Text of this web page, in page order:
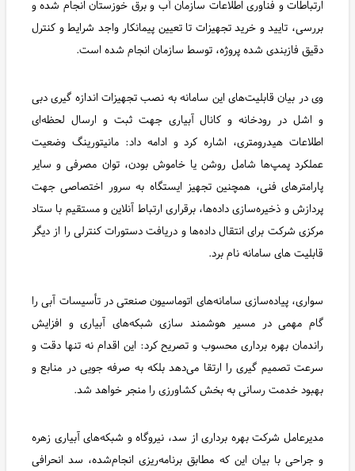
ارتباطات و فناوری اطلاعات سازمان آب و برق خوزستان انجام شده و
بررسی، تایید و خرید تجهیزات تا تعیین پیمانکار واجد شرایط و کنترل
دقیق فازبندی شده پروژه، توسط سازمان انجام شده است.
وی در بیان قابلیت‌های این سامانه به نصب تجهیزات اندازه‌ گیری دبی
و اشل در رودخانه و کانال آبیاری جهت ثبت و ارسال لحظه‌ای
اطلاعات هیدرومتری، اشاره کرد و ادامه داد: مانیتورینگ وضعیت
عملکرد پمپ‌ها شامل روشن یا خاموش بودن، توان مصرفی و سایر
پارامترهای فنی، همچنین تجهیز ایستگاه به سرور اختصاصی جهت
پردازش و ذخیره‌سازی داده‌ها، برقراری ارتباط آنلاین و مستقیم با ستاد
مرکزی شرکت برای انتقال داده‌ها و دریافت دستورات کنترلی را از دیگر
قابلیت های سامانه نام برد.
سواری، پیاده‌سازی سامانه‌های اتوماسیون صنعتی در تأسیسات آبی را
گام مهمی در مسیر هوشمند سازی شبکه‌های آبیاری و افزایش
راندمان بهره‌ برداری محسوب و تصریح کرد: این اقدام نه تنها دقت و
سرعت تصمیم ‌گیری را ارتقا می‌دهد بلکه به صرفه ‌جویی در منابع و
بهبود خدمت‌ رسانی به بخش کشاورزی را منجر خواهد شد.
مدیرعامل شرکت بهره‌ برداری از سد، نیروگاه و شبکه‌های آبیاری زهره
و جراحی با بیان این که مطابق برنامه‌ریزی انجام‌شده، سد انحرافی